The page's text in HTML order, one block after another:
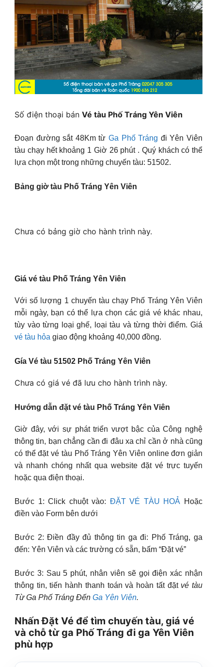
Số điện thoại bán Vé tàu Phố Tráng Yên Viên
Đoạn đường sắt 48Km từ Ga Phố Tráng đi Yên Viên
tàu chạy hết khoảng 1 Giờ 26 phút . Quý khách có thể
lựa chọn một trong những chuyến tàu: 51502.
Bảng giờ tàu Phố Tráng Yên Viên
Chưa có bảng giờ cho hành trình này.
Giá vé tàu Phố Tráng Yên Viên
Với số lượng 1 chuyến tàu chạy Phố Tráng Yên Viên
mỗi ngày, bạn có thể lựa chọn các giá vé khác nhau,
tùy vào từng loại ghế, loại tàu và từng thời điểm. Giá
vé tàu hỏa giao động khoảng 40,000 đồng.
Gía Vé tàu 51502 Phố Tráng Yên Viên
Chưa có giá vé đã lưu cho hành trình này.
Hướng dẫn đặt vé tàu Phố Tráng Yên Viên
Giờ đây, với sự phát triển vượt bậc của Công nghệ
thông tin, bạn chẳng cần đi đâu xa chỉ cần ở nhà cũng
có thể đặt vé tàu Phố Tráng Yên Viên online đơn giản
và nhanh chóng nhất qua website đặt vé trực tuyến
hoặc qua điện thoại.
Bước 1: Click chuột vào: ĐẶT VÉ TÀU HOẢ Hoặc
điền vào Form bên dưới
Bước 2: Điền đầy đủ thông tin ga đi: Phố Tráng, ga
đến: Yên Viên và các trường có sẵn, bấm “Đặt vé”
Bước 3: Sau 5 phút, nhân viên sẽ gọi điện xác nhận
thông tin, tiến hành thanh toán và hoàn tất đặt vé tàu
Từ Ga Phố Tráng Đến Ga Yên Viên.
Nhấn Đặt Vé để tìm chuyến tàu, giá vé
và chỗ từ ga Phố Tráng đi ga Yên Viên
phù hợp